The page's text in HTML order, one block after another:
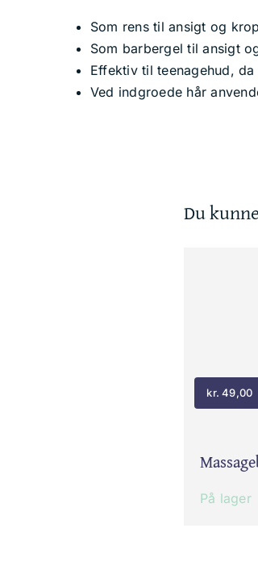
Som rens til ansigt og
Som barbergel til ansigt
Effektiv til teenagehud,
Ved indgroede hår
Du
kr. 49,00
På lager